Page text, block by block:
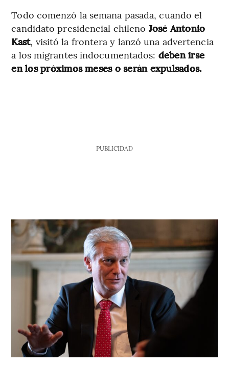
Todo comenzó la semana pasada, cuando el
candidato presidencial chileno José Antonio
Kast, visitó la frontera y lanzó una advertencia
a los migrantes indocumentados: deben irse
en los próximos meses o serán expulsados.
PUBLICIDAD